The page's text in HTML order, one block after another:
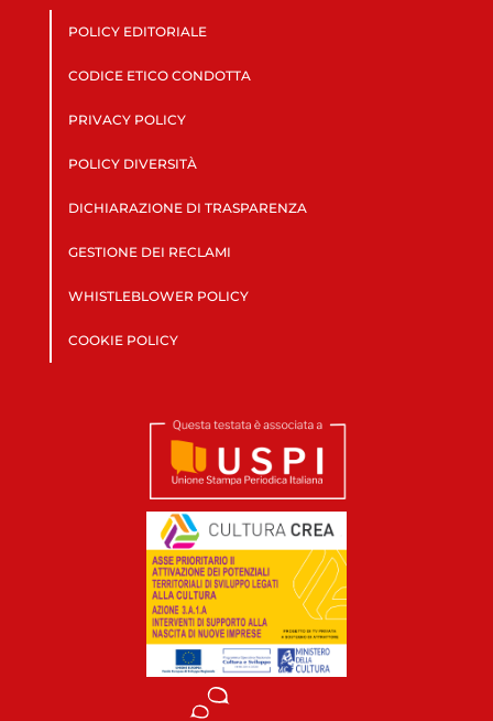
POLICY EDITORIALE
CODICE ETICO CONDOTTA
PRIVACY POLICY
POLICY DIVERSITÀ
DICHIARAZIONE DI TRASPARENZA
GESTIONE DEI RECLAMI
WHISTLEBLOWER POLICY
COOKIE POLICY